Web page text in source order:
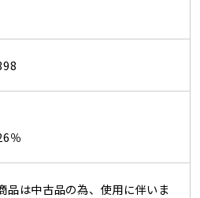
％
品は中古品の為、使用に伴いま